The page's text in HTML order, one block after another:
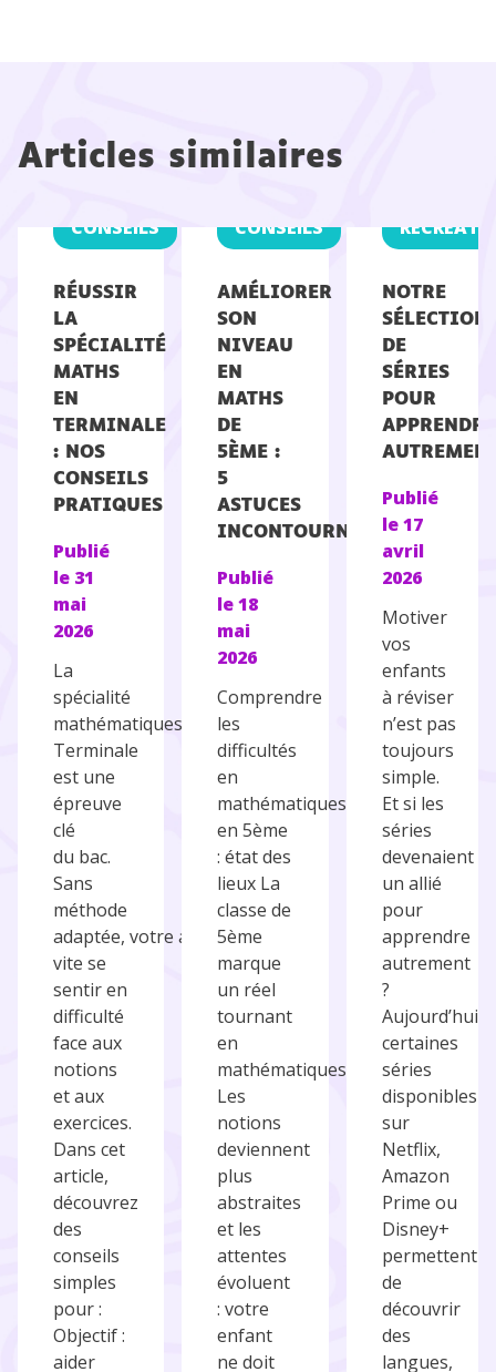
Articles similaires
RÉUSSIR
LA
SPÉCIALITÉ
MATHS
EN
TERMINALE
: NOS
CONSEILS
PRATIQUES
CONSEILS
Publié
le 31
mai
2026
La
spécialité
mathématiques en
Terminale
est une
épreuve
clé
du bac.
Sans
méthode
adaptée, votre ado peut
vite se
sentir en
difficulté
face aux
notions
et aux
exercices.
Dans cet
article,
découvrez
des
conseils
simples
pour :
Objectif :
aider
AMÉLIORER
SON
NIVEAU
EN
MATHS
DE
5ÈME :
5
ASTUCES
INCONTOURNABLES
CONSEILS
Publié
le18
mai
2026
Comprendre
les
difficultés
en
mathématiques
en 5ème
: état des
lieux La
classe de
5ème
marque
un réel
tournant
en
mathématiques.
Les
notions
deviennent
plus
abstraites
et les
attentes
évoluent
: votre
enfant
ne doit
NOTRE
SÉLECTION
DE
SÉRIES
POUR
APPRENDRE
Publié
le17
avril
2026
Motiver
vos
enfants
à réviser
n’est pas
toujours
simple.
Et si les
séries
devenaient
un allié
pour
apprendre
autrement
?
Aujourd’hui,
certaines
séries
disponibles
sur
Netflix,
Amazon
Prime ou
Disney+
permettent
de
découvrir
des
langues,